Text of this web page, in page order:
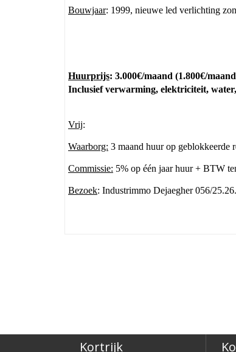
Bouwjaar: 1999, nieuwe led verlichting
Huurprijs: 3.000€/maand (1.800€/
Inclusief verwarming, elektriciteit,
Vrij:
Waarborg: 3 maand huur op geblokkeerde
Commissie: 5% op één jaar huur + BTW
Bezoek: Industrimmo Dejaegher 056/
Kortrijk